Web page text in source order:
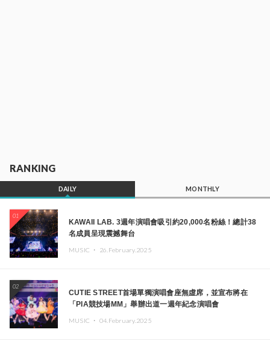
RANKING
DAILY MONTHLY
01
KAWAII LAB. 3週年演唱會吸引約20,000名粉絲！總計38
名成員呈現震撼舞台
MUSIC ・ 26.February.2025
02
CUTIE STREET首場單獨演唱會座無虛席，並宣布將在
「PIA競技場MM」舉辦出道一週年紀念演唱會
MUSIC ・ 04.February.2025